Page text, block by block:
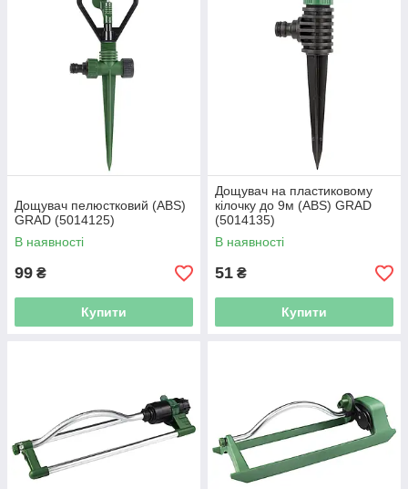
Дощувач пелюстковий (ABS)
GRAD (5014125)
В наявності
99 ₴
Купити
Дощувач на пластиковому
кілочку до 9м (ABS) GRAD
(5014135)
В наявності
51 ₴
Купити